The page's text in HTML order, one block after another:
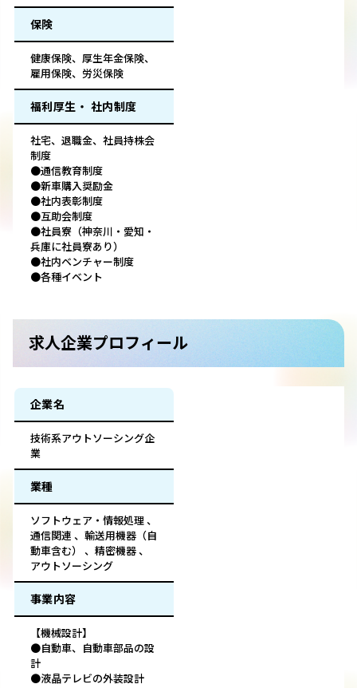
保険
健康保険、厚生年金保険、
雇用保険、労災保険
福利厚生・ 社内制度
社宅、退職金、社員持株会
制度
●通信教育制度
●新車購入奨励金
●社内表彰制度
●互助会制度
●社員寮（神奈川・愛知・
兵庫に社員寮あり）
●社内ベンチャー制度
●各種イベント
求人企業プロフィール
企業名
技術系アウトソーシング企
業
業種
ソフトウェア・情報処理 、
通信関連 、輸送用機器（自
動車含む） 、精密機器 、
アウトソーシング
事業内容
【機械設計】
●自動車、自動車部品の設
計
●液晶テレビの外装設計